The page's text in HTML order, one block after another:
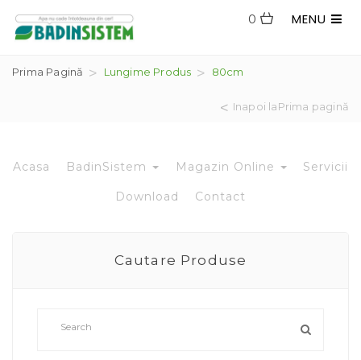
MENU
0
Prima Pagină Lungime Produs 80cm
Inapoi laPrima pagină
Acasa BadinSistem Magazin Online Servicii
Download Contact
Cautare Produse